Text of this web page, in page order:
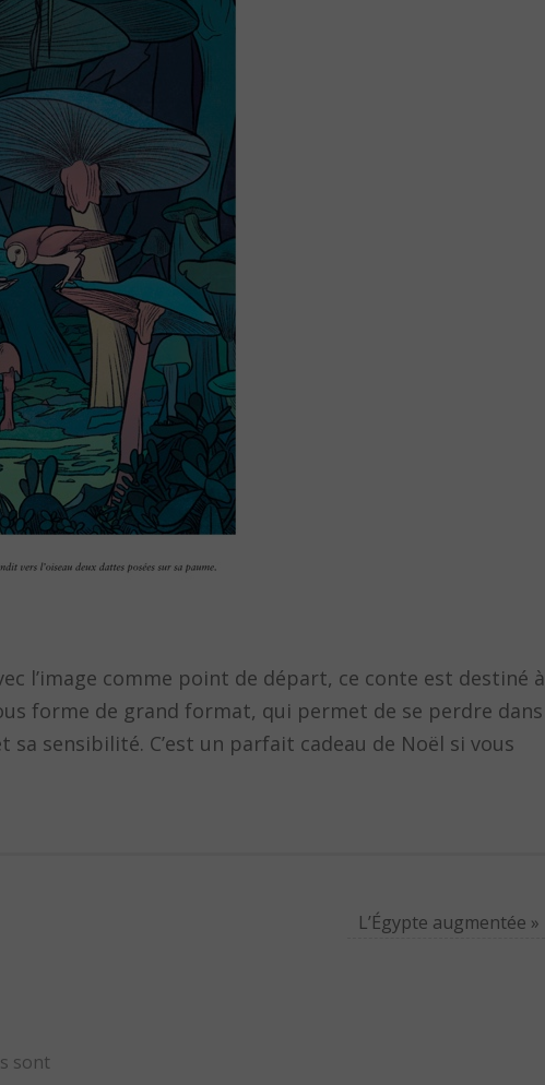
l’image comme point de départ, ce conte est destiné à
forme de grand format, qui permet de se perdre dans
sensibilité. C’est un parfait cadeau de Noël si vous
L’Égypte augmentée »
sont